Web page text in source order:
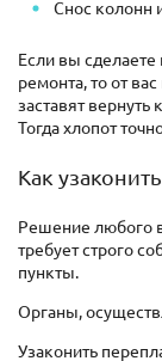
Снос колонн
Если вы
ремонта, то от
заставят
Тогда хлопот
Как узаконить
Решение любого
требует строго
пункты.
Органы,
Узаконить